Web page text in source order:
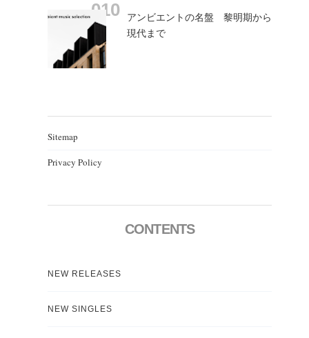
アンビエントの名盤 黎明期から
現代まで
Sitemap
Privacy Policy
CONTENTS
NEW RELEASES
NEW SINGLES